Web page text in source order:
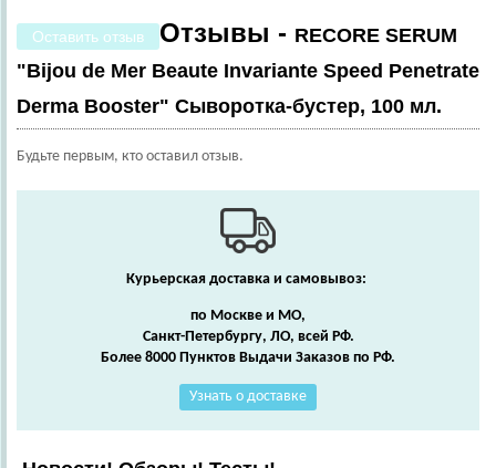
Оставить отзыв Отзывы - RECORE SERUM
"Bijou de Mer Beaute Invariante Speed Penetrate
Derma Booster" Сыворотка-бустер, 100 мл.
Будьте первым, кто оставил отзыв.
Курьерская доставка и самовывоз:
по Москве и МО,
Санкт-Петербургу, ЛО, всей РФ.
Более 8000 Пунктов Выдачи Заказов по РФ.
Узнать о доставке